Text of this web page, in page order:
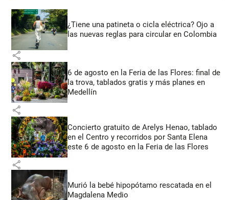
¿Tiene una patineta o cicla eléctrica? Ojo a
las nuevas reglas para circular en Colombia
share
6 de agosto en la Feria de las Flores: final de
la trova, tablados gratis y más planes en
Medellín
share
Concierto gratuito de Arelys Henao, tablado
en el Centro y recorridos por Santa Elena
este 6 de agosto en la Feria de las Flores
share
Murió la bebé hipopótamo rescatada en el
Magdalena Medio